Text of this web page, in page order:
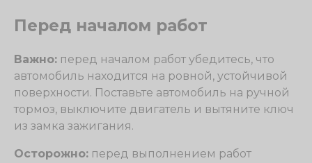
Перед началом работ
Важно: перед началом работ убедитесь, что
автомобиль находится на ровной, устойчивой
поверхности. Поставьте автомобиль на ручной
тормоз, выключите двигатель и вытяните ключ
из замка зажигания.
Осторожно: перед выполнением работ